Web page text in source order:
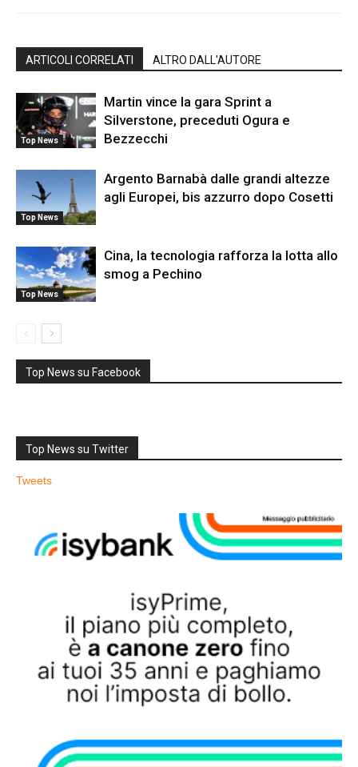
ARTICOLI CORRELATI ALTRO DALL'AUTORE
Top News
Martin vince la gara Sprint a
Silverstone, preceduti Ogura e
Bezzecchi
Top News
Argento Barnabà dalle grandi altezze
agli Europei, bis azzurro dopo Cosetti
Top News
Cina, la tecnologia rafforza la lotta allo
smog a Pechino
Top News su Facebook
Top News su Twitter
Tweets